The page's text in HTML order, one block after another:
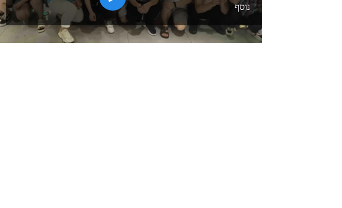
נוסף